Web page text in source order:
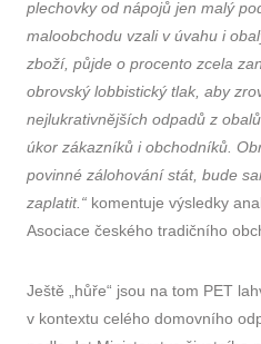
plechovky od nápojů jen malý
maloobchodu vzali v úvahu i
zboží, půjde o procento zcela
obrovský lobbistický tlak, aby
nejlukrativnějších odpadů z
úkor zákazníků i obchodníků.
povinné zálohování stát, bude
zaplatit.“ komentuje výsledky
Asociace českého tradičního
Ještě „hůře“ jsou na tom PET
v kontextu celého domovního